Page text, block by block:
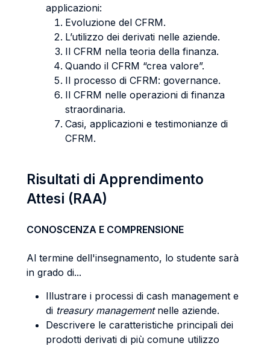
applicazioni:
Evoluzione del CFRM.
L’utilizzo dei derivati nelle aziende.
Il CFRM nella teoria della finanza.
Quando il CFRM “crea valore”.
Il processo di CFRM: governance.
Il CFRM nelle operazioni di finanza
straordinaria.
Casi, applicazioni e testimonianze di
CFRM.
Risultati di Apprendimento
Attesi (RAA)
CONOSCENZA E COMPRENSIONE
Al termine dell'insegnamento, lo studente sarà
in grado di...
Illustrare i processi di cash management e
di treasury management nelle aziende.
Descrivere le caratteristiche principali dei
prodotti derivati di più comune utilizzo